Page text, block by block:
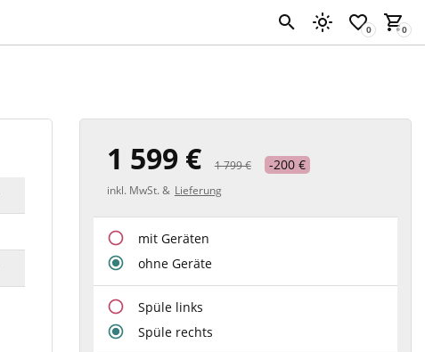
1 599 € 1 799 € -200 €
inkl. MwSt. & Lieferung
mit Geräten
ohne Geräte
Spüle links
Spüle rechts